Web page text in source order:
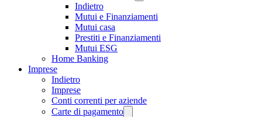
Indietro
Mutui e Finanziamenti
Mutui casa
Prestiti e Finanziamenti
Mutui ESG
Home Banking
Imprese
Indietro
Imprese
Conti correnti per aziende
Carte di pagamento